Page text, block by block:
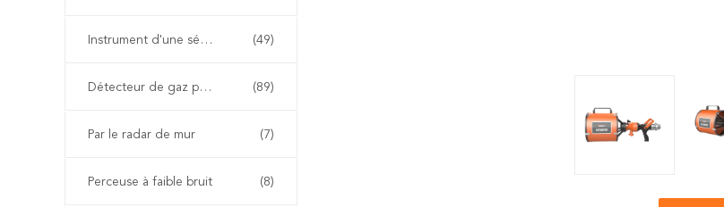
Instrument d'une sécurité inhérente (49)
Détecteur de gaz portable (89)
Par le radar de mur (7)
Perceuse à faible bruit (8)